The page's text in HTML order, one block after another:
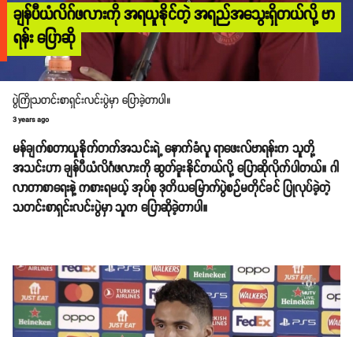
ချန်ပီယံလိဂ်ဖလားကို အရယူနိုင်တဲ့ အရည်အသွေးရှိတယ်လို့ ဗာ
ရန်း ပြောဆို
ပွဲကြိုသတင်းစာရှင်းလင်းပွဲမှာ ပြောခဲ့တာပါ။
3 years ago
မန်ချက်စတာယူနိုက်တက်အသင်းရဲ့ နောက်ခံလူ ရာဖေးလ်ဗာရန်းက သူတို့
အသင်းဟာ ချန်ပီယံလိင်္ဂဖလားကို ဆွတ်ခူးနိုင်တယ်လို့ ပြောဆိုလိုက်ပါတယ်။ ဂါ
လာတာစာရေးနဲ့ ကစားရမယ့် အုပ်စု ဒုတိယမြောက်ပွဲစဉ်မတိုင်ခင် ပြုလုပ်ခဲ့တဲ့
သတင်းစာရှင်းလင်းပွဲမှာ သူက ပြောဆိုခဲ့တာပါ။